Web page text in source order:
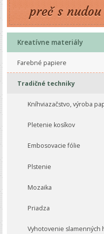
preč s
Kreatívne materiály
Farebné papiere
Tradičné techniky
Kníhviazačstvo, výroba
Pletenie kosíkov
Embosovacie fólie
Plstenie
Mozaika
Priadza
Vyhotovenie slamenných